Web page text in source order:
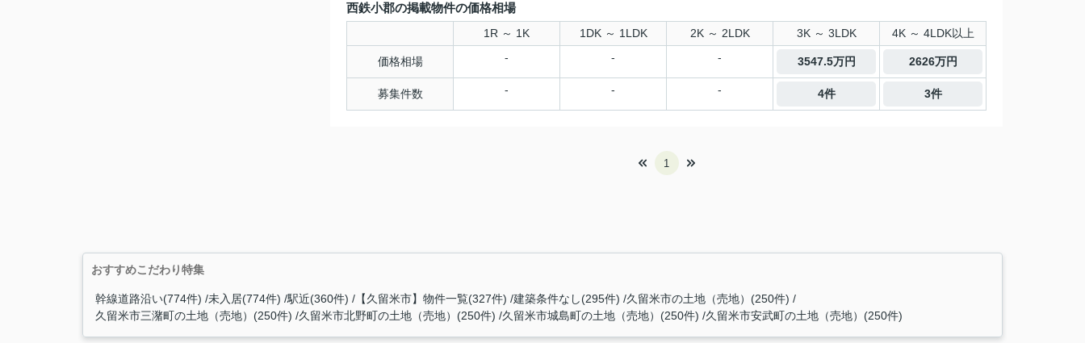
西鉄小郡の掲載物件の価格相場
1R ～ 1K 1DK ～ 1LDK 2K ～ 2LDK 3K ～ 3LDK 4K ～ 4LDK以上
価格相場 - - - 3547.5万円 2626万円
募集件数 - - - 4件 3件
1
おすすめこだわり特集
幹線道路沿い(774件) 未入居(774件) 駅近(360件) 【久留米市】物件一覧(327件) 建築条件なし(295件)
久留米市の土地（売地）(250件)
久留米市三潴町の土地（売地）(250件)
久留米市北野町の土地（売地）(250件) 久留米市城島町の土地（売地）(250件) 久留米市安武町の土地（売地）(250件)